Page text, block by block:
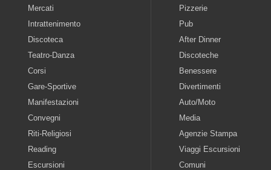
Mercati
Intrattenimento
Discoteca
Teatro-Danza
Corsi
Gare-Sportive
Manifestazioni
Convegni
Riti-Religiosi
Reading
Escursioni
Pizzerie
Pub
After Dinner
Discoteche
Benessere
Divertimenti
Auto/Moto
Media
Agenzie Stampa
Viaggi Escursioni
Comuni